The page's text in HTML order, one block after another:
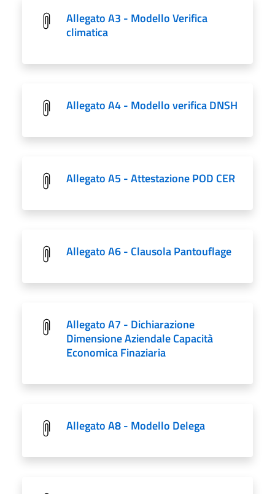
Allegato A3 - Modello Verifica
climatica
Allegato A4 - Modello verifica DNSH
Allegato A5 - Attestazione POD CER
Allegato A6 - Clausola Pantouflage
Allegato A7 - Dichiarazione
Dimensione Aziendale Capacità
Economica Finaziaria
Allegato A8 - Modello Delega